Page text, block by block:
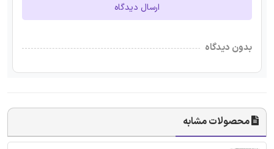
ارسال دیدگاه
بدون دیدگاه
محصولات مشابه